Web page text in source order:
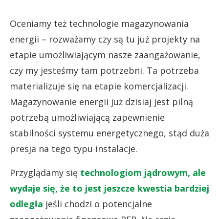
Oceniamy też technologie magazynowania
energii – rozważamy czy są tu już projekty na
etapie umożliwiającym nasze zaangażowanie,
czy my jesteśmy tam potrzebni. Ta potrzeba
materializuje się na etapie komercjalizacji.
Magazynowanie energii już dzisiaj jest pilną
potrzebą umożliwiającą zapewnienie
stabilności systemu energetycznego, stąd duża
presja na tego typu instalacje.
Przyglądamy się technologiom jądrowym, ale
wydaje się, że to jest jeszcze kwestia bardziej
odległa jeśli chodzi o potencjalne